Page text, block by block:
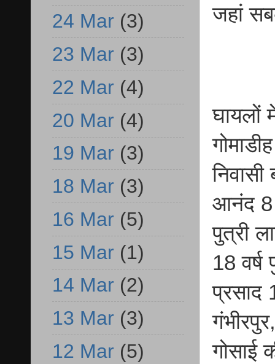
जहां
घायलों
निवासी
आनंद 8
पुत्री
18 वर्ष
प्रसाद
गोसाई
24 Mar (3)
23 Mar (3)
22 Mar (4)
20 Mar (4)
19 Mar (3)
18 Mar (3)
16 Mar (5)
15 Mar (1)
14 Mar (2)
13 Mar (3)
12 Mar (5)